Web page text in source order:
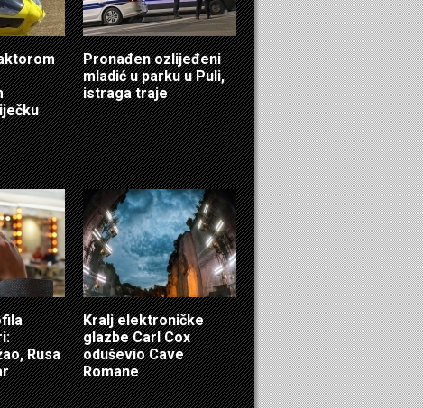
Pronađen ozlijeđeni
mladić u parku u Puli,
istraga traje
Rusa
Kralj elektroničke
glazbe Carl Cox
oduševio Cave
Romane